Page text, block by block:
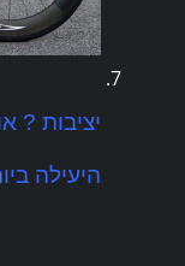
יציבות ?
היעילה